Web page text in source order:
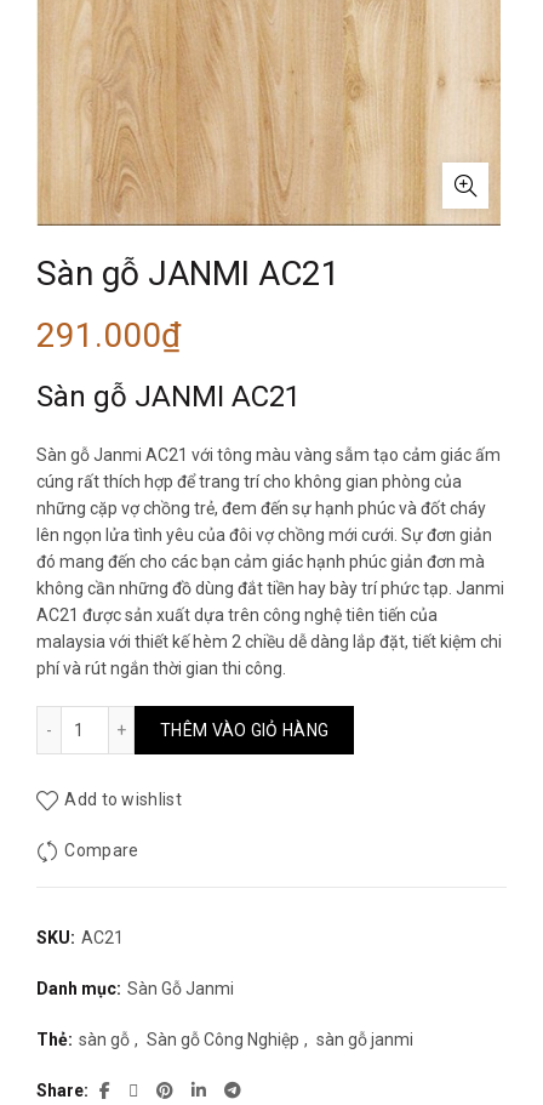
Sàn gỗ JANMI AC21
291.000₫
Sàn gỗ JANMI AC21
Sàn gỗ Janmi AC21 với tông màu vàng sẫm tạo cảm giác ấm
cúng rất thích hợp để trang trí cho không gian phòng của
những cặp vợ chồng trẻ, đem đến sự hạnh phúc và đốt cháy
lên ngọn lửa tình yêu của đôi vợ chồng mới cưới. Sự đơn giản
đó mang đến cho các bạn cảm giác hạnh phúc giản đơn mà
không cần những đồ dùng đắt tiền hay bày trí phức tạp. Janmi
AC21 được sản xuất dựa trên công nghệ tiên tiến của
malaysia với thiết kế hèm 2 chiều dễ dàng lắp đặt, tiết kiệm chi
phí và rút ngắn thời gian thi công.
Sàn gỗ JANMI AC21 số lượng
THÊM VÀO GIỎ HÀNG
Add to wishlist
Compare
SKU: AC21
Danh mục: Sàn Gỗ Janmi
Thẻ: sàn gỗ , Sàn gỗ Công Nghiệp , sàn gỗ janmi
Share